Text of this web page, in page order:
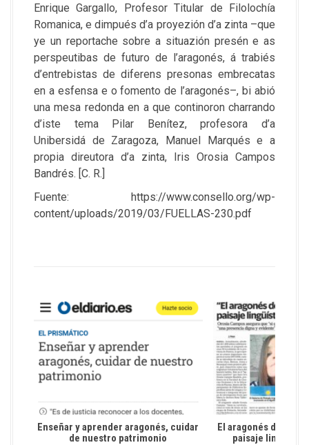
Enrique Gargallo, Profesor Titular de Filolochía
Romanica, e dimpués d’a proyezión d’a zinta –que
ye un reportache sobre a situazión presén e as
perspeutibas de futuro de l’aragonés, á trabiés
d’entrebistas de diferens presonas embrecatas
en a esfensa e o fomento de l’aragonés–, bi abió
una mesa redonda en a que continoron charrando
d’iste tema Pilar Benítez, profesora d’a
Unibersidá de Zaragoza, Manuel Marqués e a
propia direutora d’a zinta, Iris Orosia Campos
Bandrés. [C. R.]
Fuente: https://www.consello.org/wp-
content/uploads/2019/03/FUELLAS-230.pdf
Enseñar y aprender aragonés, cuidar
de nuestro patrimonio
El aragonés
paisaje